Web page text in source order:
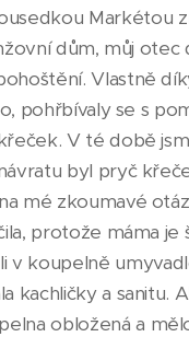
Markétou
dům, můj otec
Vlastně
pohřbívaly se s
V té době
byl pryč
mé zkoumavé
protože máma je
koupelně
kachličky a sanitu.
obložená a